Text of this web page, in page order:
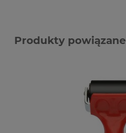
Produkty powiązane